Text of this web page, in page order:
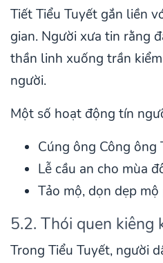
Tiết Tiểu Tuyết gắn liền
gian. Người xưa tin rằng
thần linh xuống trần
người.
Một số hoạt động tín
Cúng ông Công ông
Lễ cầu an cho mùa
Tảo mộ, dọn dẹp
5.2. Thói quen kiêng
Trong Tiểu Tuyết, người